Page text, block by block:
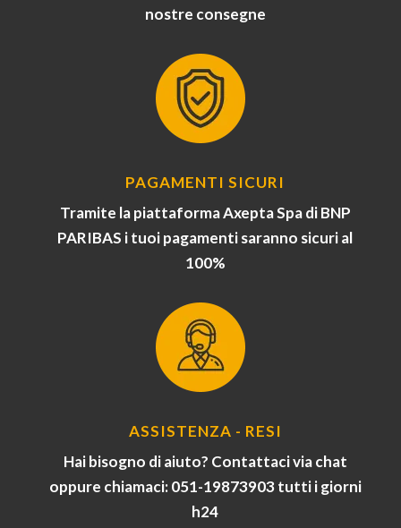
nostre consegne
PAGAMENTI SICURI
Tramite la piattaforma Axepta Spa di BNP
PARIBAS i tuoi pagamenti saranno sicuri al
100%
ASSISTENZA - RESI
Hai bisogno di aiuto? Contattaci via chat
oppure chiamaci: 051-19873903 tutti i giorni
h24